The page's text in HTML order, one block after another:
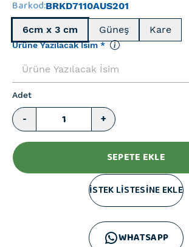
Barkod:BRKD7110AUS201
6cm x 3 cm Güneş Kare
Ürüne Yazılacak İsim *
Adet
- +
SEPETE EKLE
İSTEK LİSTESİNE EKLE
WHATSAPP